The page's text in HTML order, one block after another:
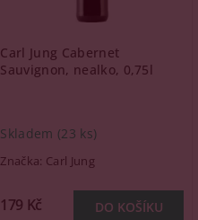
Carl Jung Cabernet
Sauvignon, nealko, 0,75l
Skladem (23 ks)
Značka: Carl Jung
179 Kč